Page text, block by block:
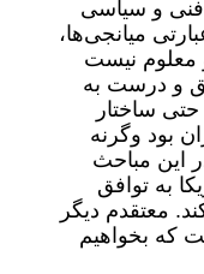
فنی و سیاسی
میانجی‌ها،
معلوم نیست
و درست به
ساختار
بود وگرنه
این مباحث
به توافق
معتقدم دیگر
که بخواهیم